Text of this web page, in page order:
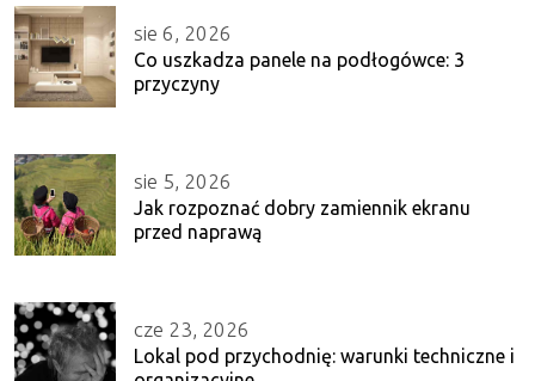
sie 6, 2026
Co uszkadza panele na podłogówce: 3
przyczyny
sie 5, 2026
Jak rozpoznać dobry zamiennik ekranu
przed naprawą
cze 23, 2026
Lokal pod przychodnię: warunki techniczne i